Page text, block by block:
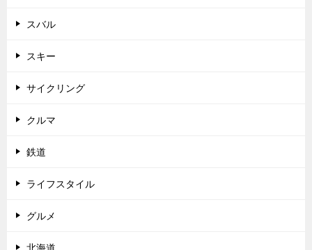
スバル
スキー
サイクリング
クルマ
鉄道
ライフスタイル
グルメ